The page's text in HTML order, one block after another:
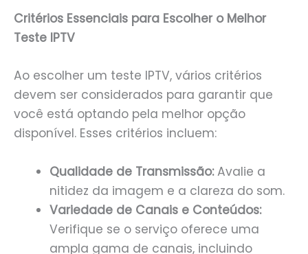
Critérios Essenciais para Escolher o Melhor
Teste IPTV
Ao escolher um teste IPTV, vários critérios
devem ser considerados para garantir que
você está optando pela melhor opção
disponível. Esses critérios incluem:
Qualidade de Transmissão:Avalie a
nitidez da imagem e a clareza do som.
Variedade de Canais e Conteúdos:
Verifique se o serviço oferece uma
ampla gama de canais, incluindo